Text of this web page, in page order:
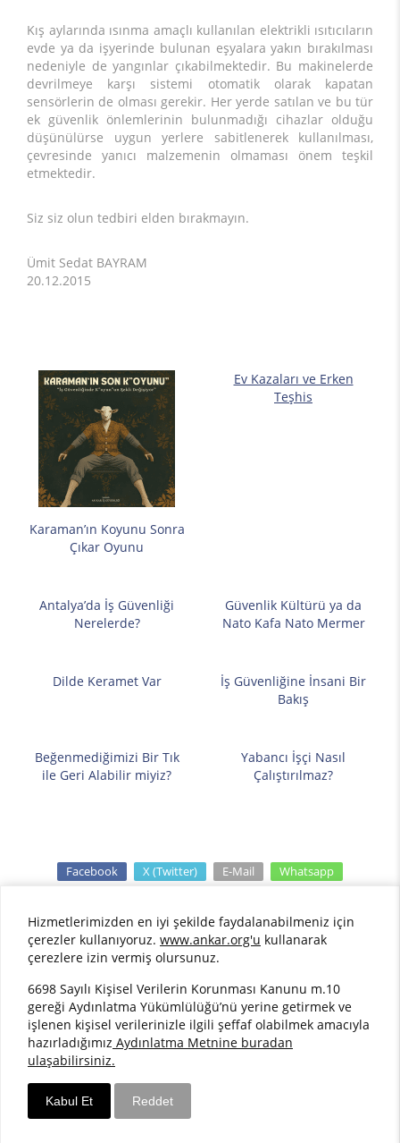
Kış aylarında ısınma amaçlı kullanılan elektrikli ısıtıcıların
evde ya da işyerinde bulunan eşyalara yakın bırakılması
nedeniyle de yangınlar çıkabilmektedir. Bu makinelerde
devrilmeye karşı sistemi otomatik olarak kapatan
sensörlerin de olması gerekir. Her yerde satılan ve bu tür
ek güvenlik önlemlerinin bulunmadığı cihazlar olduğu
düşünülürse uygun yerlere sabitlenerek kullanılması,
çevresinde yanıcı malzemenin olmaması önem teşkil
etmektedir.
Siz siz olun tedbiri elden bırakmayın.
Ümit Sedat BAYRAM
20.12.2015
Karaman’ın Koyunu Sonra
Çıkar Oyunu
Ev Kazaları ve Erken
Teşhis
Antalya’da İş Güvenliği
Nerelerde?
Güvenlik Kültürü ya da
Nato Kafa Nato Mermer
Dilde Keramet Var
İş Güvenliğine İnsani Bir
Bakış
Beğenmediğimizi Bir Tık
ile Geri Alabilir miyiz?
Yabancı İşçi Nasıl
Çalıştırılmaz?
Facebook X (Twitter) E-Mail Whatsapp
Hizmetlerimizden en iyi şekilde faydalanabilmeniz için
çerezler kullanıyoruz. www.ankar.org'u kullanarak
çerezlere izin vermiş olursunuz.
6698 Sayılı Kişisel Verilerin Korunması Kanunu m.10
gereği Aydınlatma Yükümlülüğü’nü yerine getirmek ve
işlenen kişisel verilerinizle ilgili şeffaf olabilmek amacıyla
hazırladığımız Aydınlatma Metnine buradan
ulaşabilirsiniz.
Kabul Et Reddet
©2015 AnKar Ortak Sağlık ve Güvenlik Birimi. Her
Hakkı Saklıdır.
Bilgipedia Yazılım
WhatsApp destek